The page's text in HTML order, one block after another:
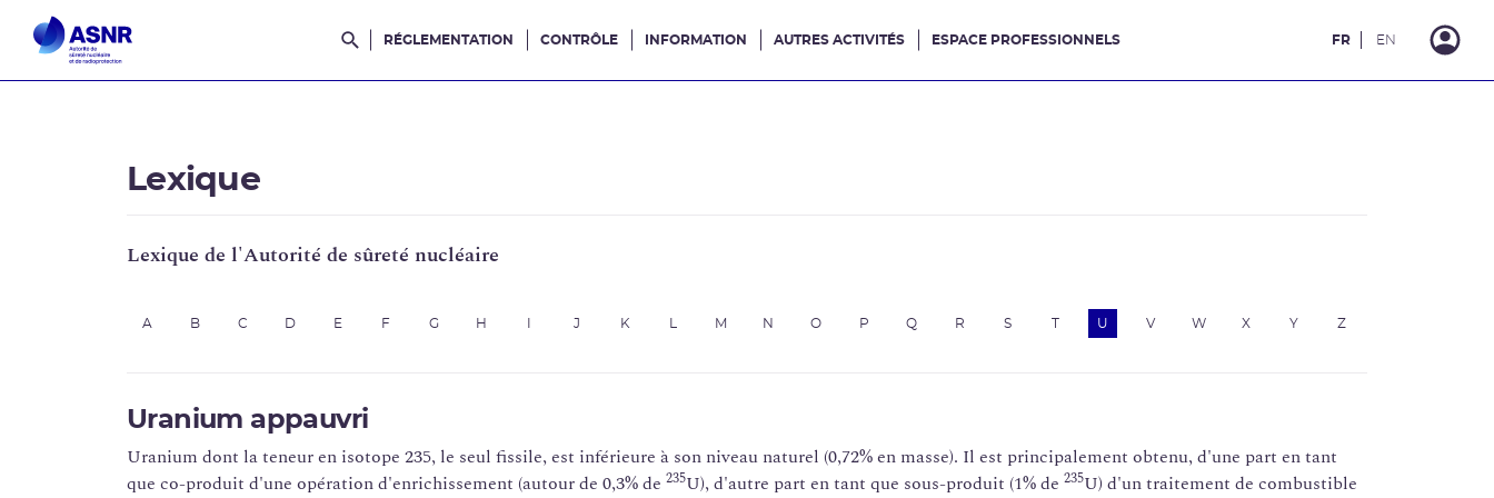
Rechercher dans le site
RÉGLEMENTATION CONTRÔLE INFORMATION AUTRES ACTIVITÉS ESPACE PROFESSIONNELS FR EN
Lexique
Lexique de l'Autorité de sûreté nucléaire
A B C D E F G H J K M N O P Q R S T U V W X Y Z
Uranium appauvri
Uranium dont la teneur en isotope 235, le seul fissile, est inférieure à son niveau naturel (0,72% en masse). Il est principalement obtenu, d'une part en tant
que co-produit d'une opération d'enrichissement (autour de 0,3% de 235U), d'autre part en tant que sous-produit (1% de 235U) d'un traitement de combustible